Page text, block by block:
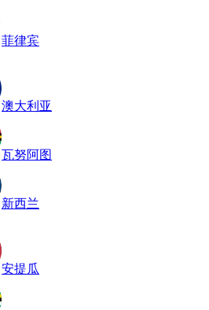
菲律宾
澳大利亚
瓦努阿图
新西兰
安提瓜